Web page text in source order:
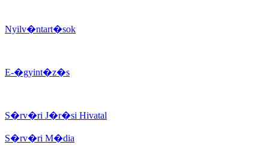
Nyilv�ntart�sok
E-�gyint�z�s
S�rv�ri J�r�si Hivatal
S�rv�ri M�dia